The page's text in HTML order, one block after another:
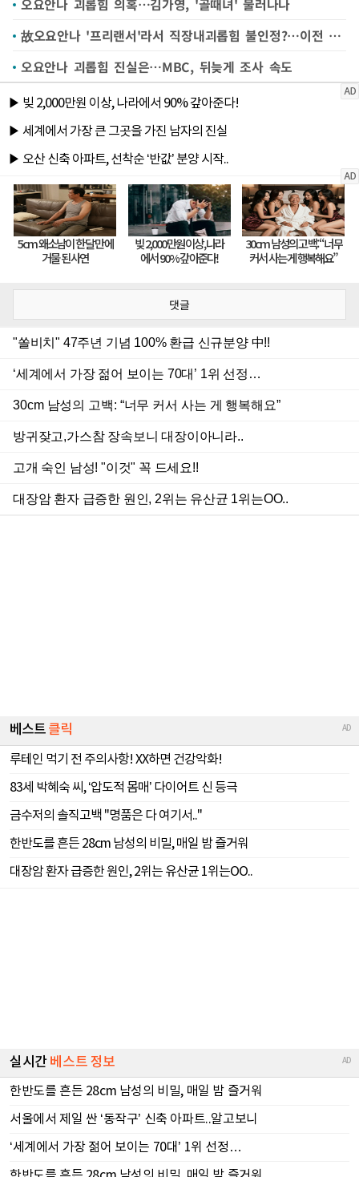
오요안나 괴롭힘 의혹…김가영, '골때녀' 물러나나
故오요안나 '프리랜서'라서 직장내괴롭힘 불인정?…이전 사례들 어땠나
오요안나 괴롭힘 진실은…MBC, 뒤늦게 조사 속도
댓글